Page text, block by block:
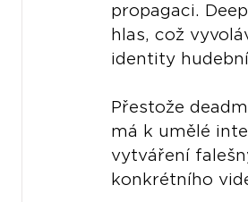
propagaci.
hlas, což
identity
Přestože
má k umělé
vytváření
konkrétního